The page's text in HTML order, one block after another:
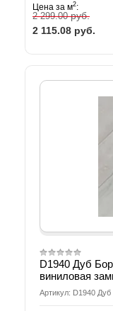
Цена за м2:
2 299.00руб.
2 115.08 руб.
D1940 Дуб
виниловая
Артикул: D1940 Дуб